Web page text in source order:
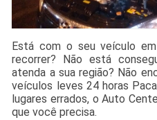
Está com o seu veículo
recorrer? Não está
atenda a sua região? Não
veículos leves 24 horas
lugares errados, o Auto
que você precisa.